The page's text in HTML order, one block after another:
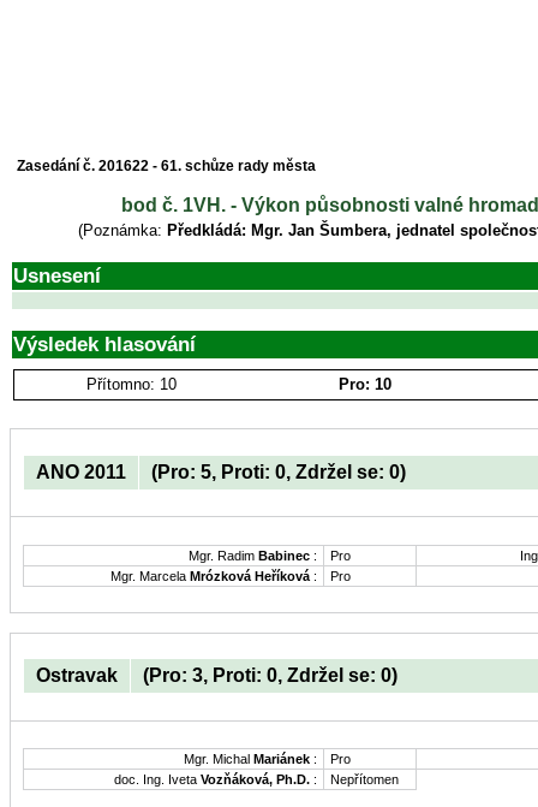
Zasedání č. 201622 - 61. schůze rady města
bod č. 1VH. - Výkon působnosti valné
(Poznámka: Předkládá: Mgr. Jan Šumbera, jednatel
Usnesení
Výsledek hlasování
Přítomno: 10 Pro: 10
ANO 2011 (Pro: 5, Proti: 0, Zdržel se: 0)
Mgr. Radim Babinec : Pro
Mgr. Marcela Mrózková Heříková : Pro
Ostravak (Pro: 3, Proti: 0, Zdržel se: 0)
Mgr. Michal Mariánek :
Pro
doc. Ing. Iveta Vozňáková, Ph.D. : Nepřítomen